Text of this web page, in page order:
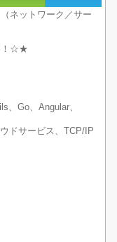
ネットワーク／サー
！☆★
、Go、Angular、
ドサービス、TCP/IP